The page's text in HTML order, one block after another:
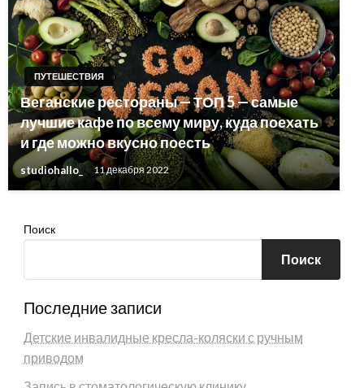
ПУТЕШЕСТВИЯ
Веганские рестораны — ТОП 5 — самые
лучшие кафе по всему миру, куда поехать
и где можно вкусно поесть
studiohallo_ 11 декабря 2022
Поиск
Поиск
Последние записи
Детские инвалидные кресла-коляски с ручным
приводом